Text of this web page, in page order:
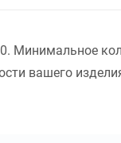
Минимальное
вашего